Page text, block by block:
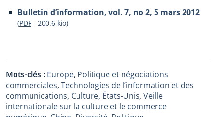
Bulletin d’information, vol. 7, no 2, 5 mars 2012
(PDF - 200.6 kio)
Mots-clés : Europe, Politique et négociations
commerciales, Technologies de l’information et des
communications, Culture, États-Unis, Veille
internationale sur la culture et le commerce